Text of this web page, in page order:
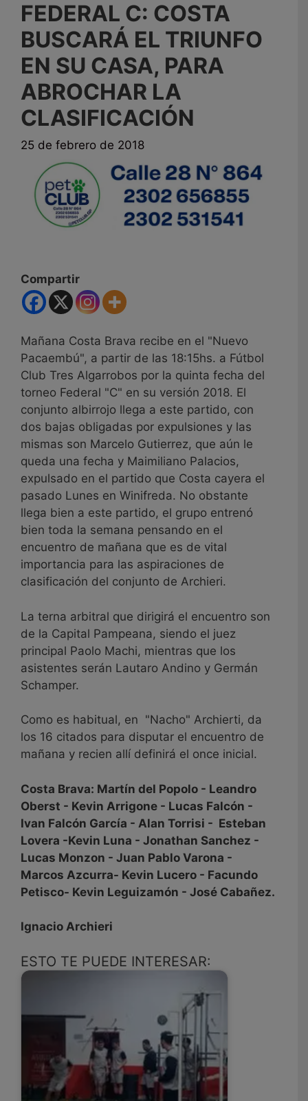
FEDERAL C: COSTA
BUSCARÁ EL TRIUNFO
EN SU CASA, PARA
ABROCHAR LA
CLASIFICACIÓN
25 de febrero de 2018
Compartir
Mañana Costa Brava recibe en el "Nuevo
Pacaembú", a partir de las 18:15hs. a Fútbol
Club Tres Algarrobos por la quinta fecha del
torneo Federal "C" en su versión 2018. El
conjunto albirrojo llega a este partido, con
dos bajas obligadas por expulsiones y las
mismas son Marcelo Gutierrez, que aún le
queda una fecha y Maimiliano Palacios,
expulsado en el partido que Costa cayera el
pasado Lunes en Winifreda. No obstante
llega bien a este partido, el grupo entrenó
bien toda la semana pensando en el
encuentro de mañana que es de vital
importancia para las aspiraciones de
clasificación del conjunto de Archieri.
La terna arbitral que dirigirá el encuentro son
de la Capital Pampeana, siendo el juez
principal Paolo Machi, mientras que los
asistentes serán Lautaro Andino y Germán
Schamper.
Como es habitual, en "Nacho" Archierti, da
los 16 citados para disputar el encuentro de
mañana y recien allí definirá el once inicial.
Costa Brava: Martín del Popolo - Leandro
Oberst - Kevin Arrigone - Lucas Falcón -
Ivan Falcón García - Alan Torrisi - Esteban
Lovera -Kevin Luna - Jonathan Sanchez -
Lucas Monzon - Juan Pablo Varona -
Marcos Azcurra- Kevin Lucero - Facundo
Petisco- Kevin Leguizamón - José Cabañez.
Ignacio Archieri
ESTO TE PUEDE INTERESAR: